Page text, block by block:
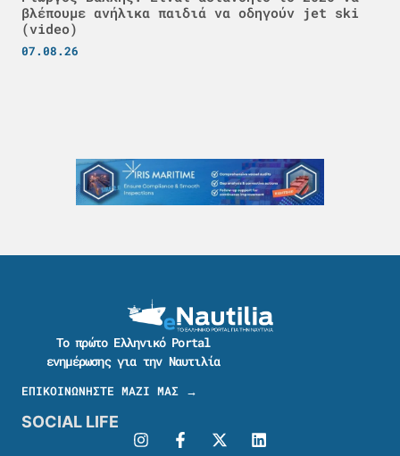
βλέπουμε ανήλικα παιδιά να οδηγούν jet ski
(video)
07.08.26
Το πρώτο Ελληνικό Portal
ενημέρωσης για την Ναυτιλία
ΕΠΙΚΟΙΝΩΝΗΣΤΕ ΜΑΖΙ ΜΑΣ →
SOCIAL LIFE